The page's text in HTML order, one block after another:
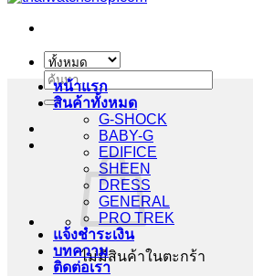
ค้นหา:
ไม่มีสินค้าในตะกร้า
หน้าแรก
สินค้าทั้งหมด
G-SHOCK
BABY-G
EDIFICE
SHEEN
DRESS
GENERAL
PRO TREK
แจ้งชำระเงิน
บทความ
ติดต่อเรา